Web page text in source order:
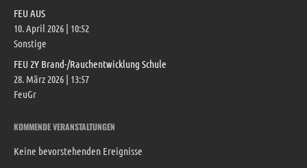
FEU AUS
10. April 2026 | 10:52
Sonstige
FEU 2Y Brand-/Rauchentwicklung Schule
28. März 2026 | 13:57
FeuGr
KOMMENDE VERANSTALTUNGEN
Keine bevorstehenden Ereignisse